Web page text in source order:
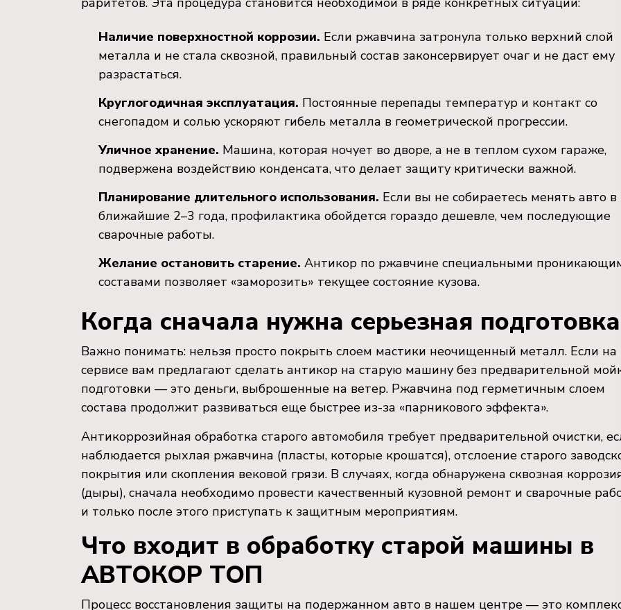
Наличие поверхностной коррозии. Если ржавчина затронула только верхний слой
металла и не стала сквозной, правильный состав законсервирует очаг и не даст ему
разрастаться.
Круглогодичная эксплуатация. Постоянные перепады температур и контакт со
снегопадом и солью ускоряют гибель металла в геометрической прогрессии.
Уличное хранение. Машина, которая ночует во дворе, а не в теплом сухом гараже,
подвержена воздействию конденсата, что делает защиту критически важной.
Планирование длительного использования. Если вы не собираетесь менять авто в
ближайшие 2–3 года, профилактика обойдется гораздо дешевле, чем последующие
сварочные работы.
Желание остановить старение. Антикор по ржавчине специальными
составами позволяет «заморозить» текущее состояние кузова.
Когда сначала нужна серьезная подготовка
Важно понимать: нельзя просто покрыть слоем мастики неочищенный металл. Если на
сервисе вам предлагают сделать антикор на старую машину без предварительной
подготовки — это деньги, выброшенные на ветер. Ржавчина под герметичным слоем
состава продолжит развиваться еще быстрее из-за «парникового эффекта».
Антикоррозийная обработка старого автомобиля требует предварительной очистки,
наблюдается рыхлая ржавчина (пласты, которые крошатся), отслоение старого
покрытия или скопления вековой грязи. В случаях, когда обнаружена сквозная
(дыры), сначала необходимо провести качественный кузовной ремонт и сварочные
и только после этого приступать к защитным мероприятиям.
Что входит в обработку старой машины в
АВТОКОР ТОП
Процесс восстановления защиты на подержанном авто в нашем центре — это